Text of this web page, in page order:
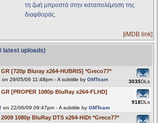
τη ζωή μπροστά στην καταπολέμηση της
διαφθοράς.
[iMDB link]
latest uploads)
[720p Bluray x264-HUBRIS] *Greco77*
on 29/05/09 11:48pm - A subtitle by GMTeam 3035DLs
[PROPER 1080p BluRay x264-FLHD]
on 22/06/09 09:47pm - A subtitle by GMTeam
918DLs
1080p BluRay DTS x264-HiDt *Greco77*